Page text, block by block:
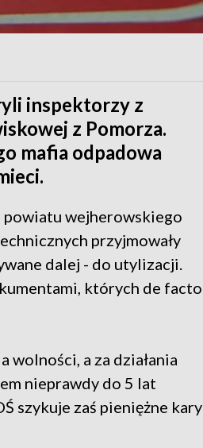
inspektorzy z
z Pomorza.
mafia odpadowa
powiatu wejherowskiego
przyjmowały
dalej - do utylizacji.
których de facto
wolności, a za działania
nieprawdy do 5 lat
szykuje zaś pieniężne kary